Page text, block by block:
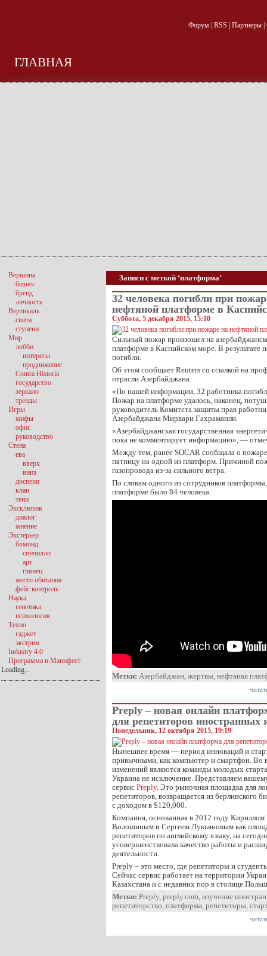
Форум| RSS Партнеры|
ГЛАВНАЯ
Записи с меткой ‘платформа’
32 человека погибли при
нефтяной платформе в
Суббота, 5 декабря 2015, 15:10
Сильный пожар произошел на
платформе в Каспийском море. В результате
погибли.
Об этом сообщает Reuters со ссылкой на
отрасли Азербайджана.
«По нашей информации, 32 работника
Пожар на платформе удалось, наконец,
руководитель Комитета защиты прав
Азербайджана Мирвари Гахраманли.
«Азербайджанская государственная
пока не комментирует информацию», —
Между тем, ранее SOCAR сообщала о
пятницу на одной из платформ. Причиной
газопровода из-за сильного ветра.
По словам одного из сотрудников
платформе было 84 человека.
Метки: Азербайджан, жертвы, нефтяная
Preply – новая онлайн
для репетиторов иностранных
Понедельник, 12 октября 2015, 19:19
Нынешнее время — период инноваций и
привычными, как компьютер и смартфон. Во
изменений являются команды молодых
Украина не исключение. Представляем
сервис Preply. Это рыночная площадка для
репетиторов, возвращается из берлинского
с доходом в $120,000.
Компания, основанная в 2012 году
Волошиным и Сергеем Лукьяновым как
репетиторов по английскому языку, на
усовершенствовала качество работы и
деятельности.
Preply – это место, где репетиторы и
Сейчас сервис работает на территории
Казахстана и с недавних пор в столице
Метки: Preply, preply.com, изучение
репетиторство, платформа, репетиторы,
Вершина
бизнес
бренд
личность
Вертикаль
свита
ступени
Мир
лобби
интересы
продвижение
Contra Historia
государство
зеркало
тренды
Игры
мифы
офис
руководство
Стена
ева
вверх
вниз
доспехи
клан
тени
Эксклюзив
диалог
мнение
Экстерьер
бомонд
синчилло
арт
глянец
место обитания
фейс контроль
Наука
генетика
психология
Техно
гаджет
экстрим
Industry 4.0
Программа и Манифест
Loading...